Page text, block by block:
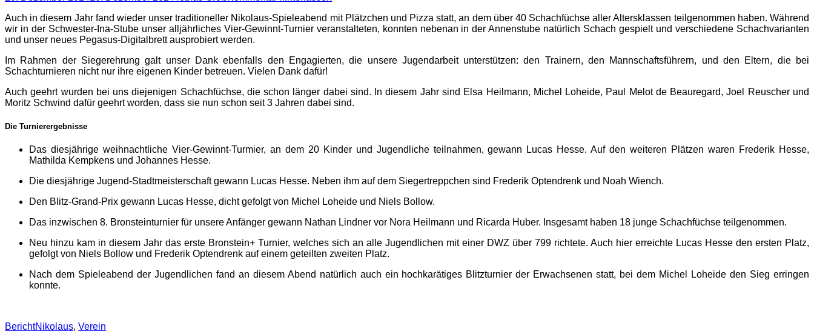
Auch in diesem Jahr fand wieder unser traditioneller Nikolaus-Spieleabend mit Plätzchen und Pizza statt, an dem über 40 Schachfüchse aller Altersklassen teilgenommen haben. Während
wir in der Schwester-Ina-Stube unser alljährliches Vier-Gewinnt-Turnier veranstalteten, konnten nebenan in der Annenstube natürlich Schach gespielt und verschiedene Schachvarianten
und unser neues Pegasus-Digitalbrett ausprobiert werden.
Im Rahmen der Siegerehrung galt unser Dank ebenfalls den Engagierten, die unsere Jugendarbeit unterstützen: den Trainern, den Mannschaftsführern, und den Eltern, die bei
Schachturnieren nicht nur ihre eigenen Kinder betreuen. Vielen Dank dafür!
Auch geehrt wurden bei uns diejenigen Schachfüchse, die schon länger dabei sind. In diesem Jahr sind Elsa Heilmann, Michel Loheide, Paul Melot de Beauregard, Joel Reuscher und
Moritz Schwind dafür geehrt worden, dass sie nun schon seit 3 Jahren dabei sind.
Die Turnierergebnisse
Das diesjährige weihnachtliche Vier-Gewinnt-Turmier, an dem 20 Kinder und Jugendliche teilnahmen, gewann Lucas Hesse. Auf den weiteren Plätzen waren Frederik Hesse,
Mathilda Kempkens und Johannes Hesse.
Die diesjährige Jugend-Stadtmeisterschaft gewann Lucas Hesse. Neben ihm auf dem Siegertreppchen sind Frederik Optendrenk und Noah Wiench.
Den Blitz-Grand-Prix gewann Lucas Hesse, dicht gefolgt von Michel Loheide und Niels Bollow.
Das inzwischen 8. Bronsteinturnier für unsere Anfänger gewann Nathan Lindner vor Nora Heilmann und Ricarda Huber. Insgesamt haben 18 junge Schachfüchse teilgenommen.
Neu hinzu kam in diesem Jahr das erste Bronstein+ Turnier, welches sich an alle Jugendlichen mit einer DWZ über 799 richtete. Auch hier erreichte Lucas Hesse den ersten Platz,
gefolgt von Niels Bollow und Frederik Optendrenk auf einem geteilten zweiten Platz.
Nach dem Spieleabend der Jugendlichen fand an diesem Abend natürlich auch ein hochkarätiges Blitzturnier der Erwachsenen statt, bei dem Michel Loheide den Sieg erringen
konnte.
Kategorien
BerichtSchlagworte
Nikolaus, Verein